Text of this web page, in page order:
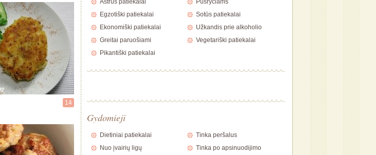
14
Aštrūs patiekalai
Egzotiški patiekalai
Ekonomiški patiekalai
Greitai paruošiami
Pikantiški patiekalai
Pusryčiams
Sotūs patiekalai
Užkandis prie alkoholio
Vegetariški patiekalai
Gydomieji
Dietiniai patiekalai
Nuo įvairių ligų
Tinka peršalus
Tinka po apsinuodijimo